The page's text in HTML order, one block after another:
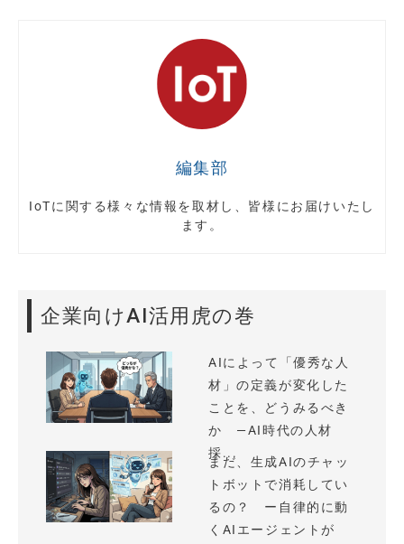
編集部
IoTに関する様々な情報を取材し、皆様にお届けいたし
ます。
企業向けAI活用虎の巻
AIによって「優秀な人
材」の定義が変化した
ことを、どうみるべき
か —AI時代の人材
採...
まだ、生成AIのチャッ
トボットで消耗してい
るの？ ー自律的に動
くAIエージェントが